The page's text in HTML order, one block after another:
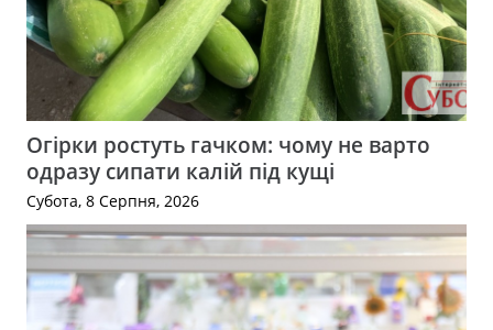
Огірки ростуть гачком: чому не варто
одразу сипати калій під кущі
Субота, 8 Серпня, 2026